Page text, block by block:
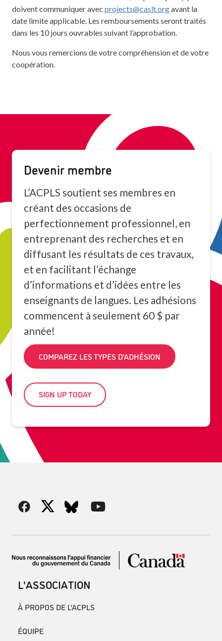
doivent communiquer avec projects@caslt.orgavant la
date limite applicable. Les remboursements seront traités
dans les 10 jours ouvrables suivant l’approbation.
Nous vous remercions de votre compréhension et de votre
coopération.
Devenir membre
L’ACPLS soutient ses membres en
créant des occasions de
perfectionnement professionnel, en
entreprenant des recherches et en
diffusant les résultats de ces travaux,
et en facilitant l’échange
d’informations et d’idées entre les
enseignants de langues. Les adhésions
commencent à seulement 60 $ par
année!
COMPAREZ LES TYPES D’ADHÉSION
SIGN UP TODAY
L'ASSOCIATION
À PROPOS DE L’ACPLS
ÉQUIPE